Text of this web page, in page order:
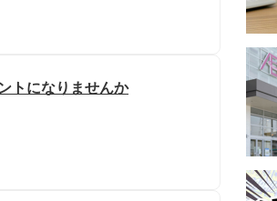
トになりませんか